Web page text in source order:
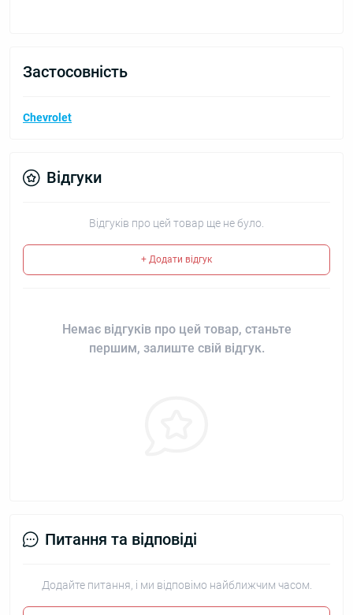
Застосовність
Chevrolet
Відгуки
Відгуків про цей товар ще не було.
+ Додати відгук
Немає відгуків про цей товар, станьте
першим, залиште свій відгук.
Питання та відповіді
Додайте питання, і ми відповімо найближчим часом.